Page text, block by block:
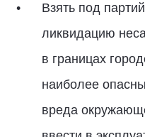
Взять под
ликвидацию
в границах
наиболее
вреда